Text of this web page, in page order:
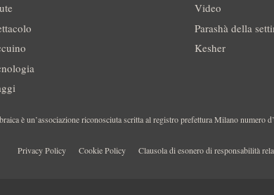
Video
Parashà della
Kesher
è un’associazione riconosciuta scritta al registro prefettura Milano numero
Privacy Policy Cookie Policy Clausola di esonero di responsabilità